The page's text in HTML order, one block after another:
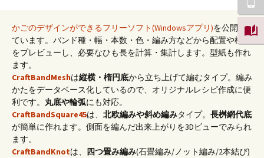
かごのデザインができるフリーソフト(Windowsアプリ)を公開し
ています。バンド種・幅・本数・色・編み方などから配置や模様
をプレビューし、必要なひも長を計算・集計します。型紙も作れ
ます。
CraftBandMeshは縦横・楕円底から立ち上げて編むタイプ。編み
かたをデータベース化しているので、オリジナルレシピ作成に便
利です。 丸底や輪弧にも対応。
CraftBandSquare45は、 北欧編みや斜め編みタイプ。 長桝網代底
が簡単に作れます。側面を編んだ出来上がりを3Dビューでみられ
ます。
CraftBandKnotは、 四つ畳み編み(石畳編み/ノット編み/2本結び)